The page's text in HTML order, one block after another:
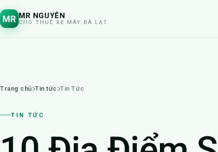
MR MR NGUYÊN
CHO THUÊ XE MÁY ĐÀ LẠT
Trang chủ Tin tức Tin Tức
TIN TỨC